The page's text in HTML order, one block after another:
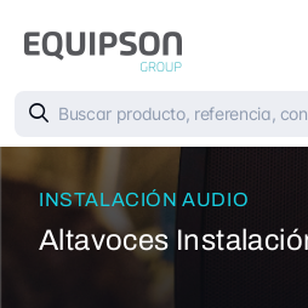
INSTALACIÓN AUDIO
Altavoces